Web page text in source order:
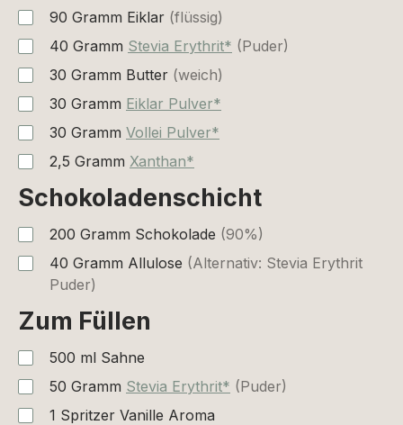
90 Gramm Eiklar (flüssig)
40 Gramm Stevia Erythrit* (Puder)
30 Gramm Butter (weich)
30 Gramm Eiklar Pulver*
30 Gramm Vollei Pulver*
2,5 Gramm Xanthan*
Schokoladenschicht
200 Gramm Schokolade (90%)
40 Gramm Allulose (Alternativ: Stevia Erythrit
Puder)
Zum Füllen
500 ml Sahne
50 Gramm Stevia Erythrit* (Puder)
1 Spritzer Vanille Aroma